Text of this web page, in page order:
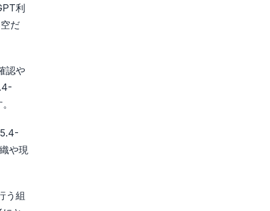
利
だ
認や
や現
う組